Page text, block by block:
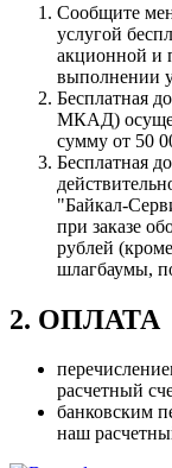
Сообщите
услугой
акционной и
выполнении
Бесплатная
МКАД)
сумму от 50
Бесплатная
"Байкал-
при заказе
рублей
шлагбаумы,
2. ОПЛАТА
расчетный
банковским
наш